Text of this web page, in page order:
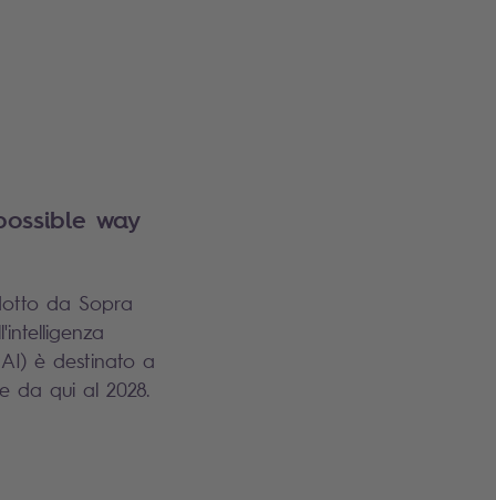
way
da Sopra
è destinato a
da qui al 2028.